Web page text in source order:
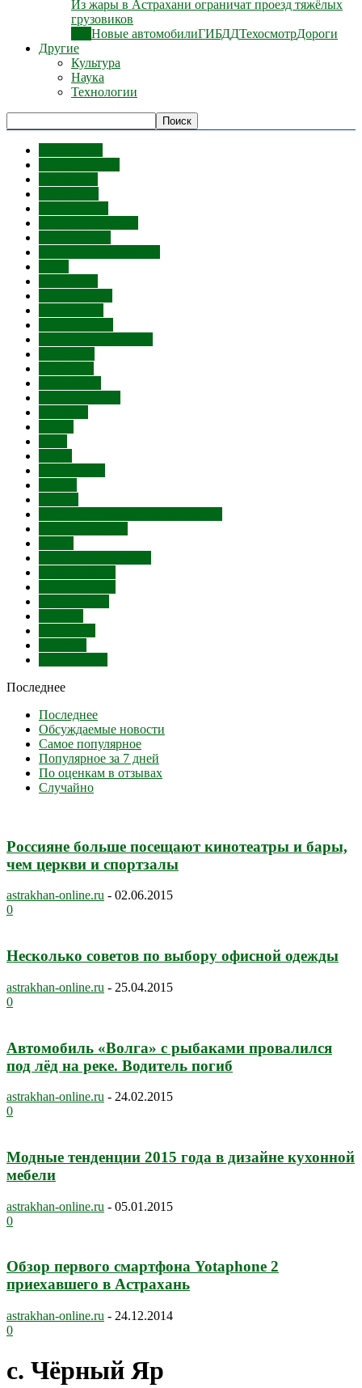
Из жары в Астрахани ограничат проезд тяжёлых
грузовиков
Новые автомобилиГИБДДТехосмотрДороги
Другие
Культура
Наука
Технологии
Последнее
Последнее
Обсуждаемые новости
Самое популярное
Популярное за 7 дней
По оценкам в отзывах
Случайно
Россияне больше посещают кинотеатры и бары,
чем церкви и спортзалы
astrakhan-online.ru - 02.06.2015
0
Несколько советов по выбору офисной одежды
astrakhan-online.ru - 25.04.2015
0
Автомобиль «Волга» с рыбаками провалился
под лёд на реке. Водитель погиб
astrakhan-online.ru - 24.02.2015
0
Модные тенденции 2015 года в дизайне кухонной
мебели
astrakhan-online.ru - 05.01.2015
0
Обзор первого смартфона Yotaphone 2
приехавшего в Астрахань
astrakhan-online.ru - 24.12.2014
0
с. Чёрный Яр